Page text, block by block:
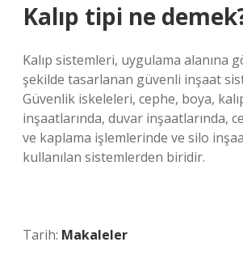
Kalıp tipi ne
Kalıp sistemleri, uygulama alanına
şekilde tasarlanan güvenli inşaat
Güvenlik iskeleleri, cephe, boya,
inşaatlarında, duvar inşaatlarında,
ve kaplama işlemlerinde ve silo
kullanılan sistemlerden biridir.
Tarih: Makaleler